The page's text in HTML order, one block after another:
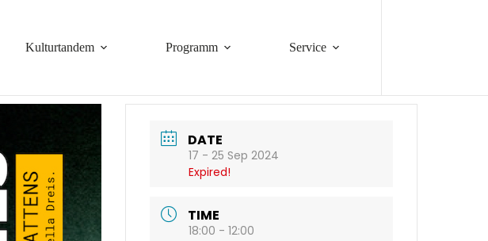
Kulturtandem
Programm Service
DATE
17 - 25 Sep 2024
Expired!
TIME
18:00 - 12:00